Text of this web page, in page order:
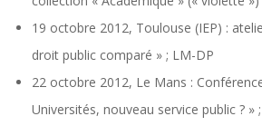
19 octobre 2012, Toulouse (IEP) :
droit public comparé » ; LM-DP
22 octobre 2012, Le Mans :
Universités, nouveau service public ? »